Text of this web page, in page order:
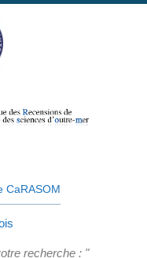
CaRASOM
recherche : "